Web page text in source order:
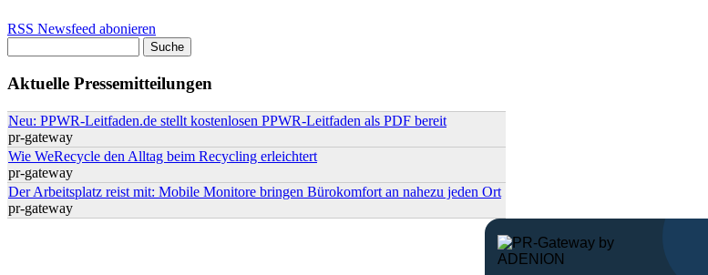
RSS Newsfeed abonieren
Aktuelle Pressemitteilungen
Neu: PPWR-Leitfaden.de stellt kostenlosen PPWR-Leitfaden als PDF bereit
pr-gateway
Wie WeRecycle den Alltag beim Recycling erleichtert
pr-gateway
Der Arbeitsplatz reist mit: Mobile Monitore bringen Bürokomfort an nahezu jeden Ort
pr-gateway